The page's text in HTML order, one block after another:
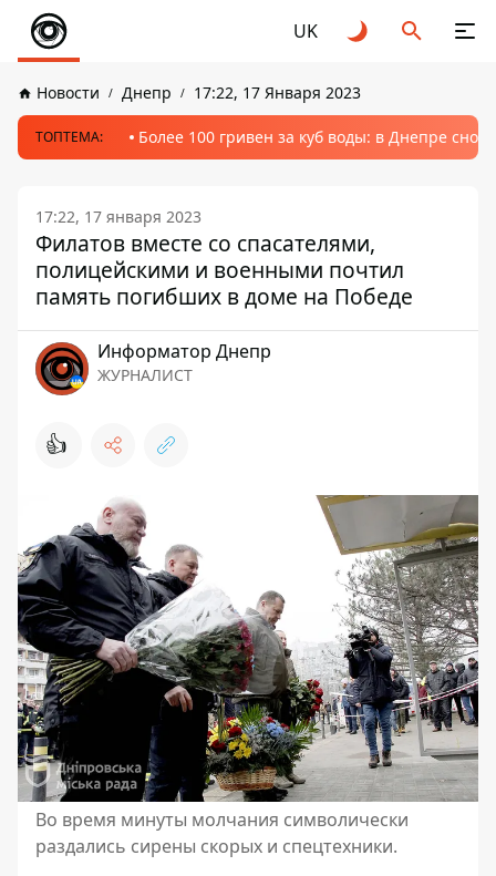
UK
Новости Днепр 17:22, 17 Января 2023
ТОПТЕМА: Более 100 гривен за куб воды: в Днепре
17:22, 17 января 2023
Филатов вместе со спасателями,
полицейскими и военными почтил
память погибших в доме на Победе
Информатор Днепр
ЖУРНАЛИСТ
👍
Во время минуты молчания символически
раздались сирены скорых и спецтехники.